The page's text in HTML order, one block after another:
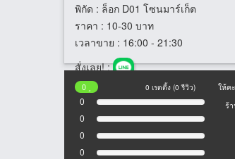
พิกัด : ล็อก D01 โซนมาร์เก็ต
ราคา : 10-30 บาท
เวลาขาย : 16:00 - 21:30
สั่งเลย! :
0 0 เรตติ้ง (0 รีวิว)
ให้ค
ร้
0
0
0
0